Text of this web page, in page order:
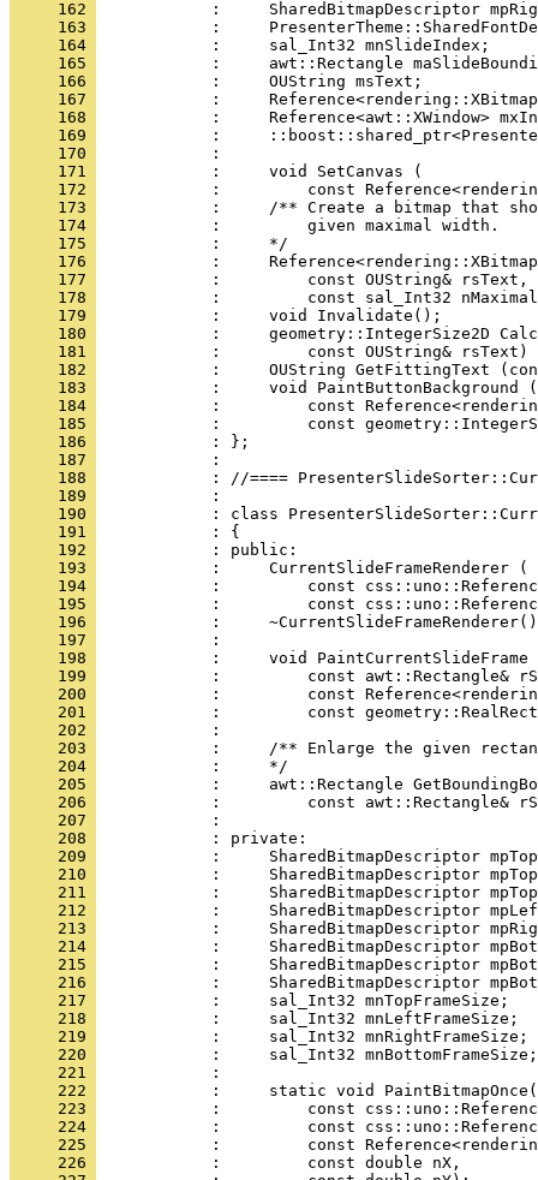
     162
     163
     164
     165
     166
     167
     168
     169
     170
     171
     172
     173
     174
     175
     176
     177
     178
     179
     180
     181
     182
     183
     184
     185
     186
     187
     188
     189
     190
     191
     192
     193
     194
     195
     196
     197
     198
     199
     200
     201
     202
     203
     204
     205
     206
     207
     208
     209
     210
     211
     212
     213
     214
     215
     216
     217
     218
     219
     220
     221
     222
     223
     224
     225
     226